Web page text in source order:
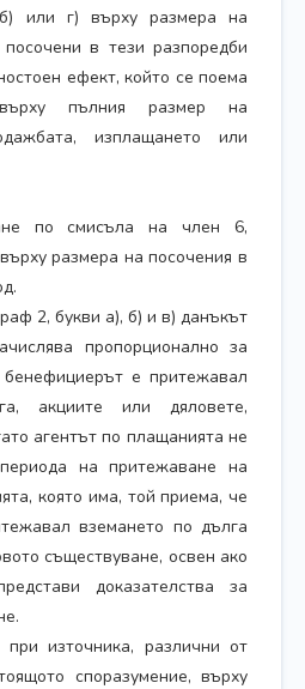
или г) върху размера на
в тези разпоредби
ефект, който се поема
пълния размер на
изплащането или
по смисъла на член 6,
размера на посочения в
2, букви а), б) и в) данъкът
пропорционално за
е притежавал
акциите или дяловете,
агентът по плащанията не
на притежаване на
която има, той приема, че
вземането по дълга
съществуване, освен ако
доказателства за
източника, различни от
споразумение, върху